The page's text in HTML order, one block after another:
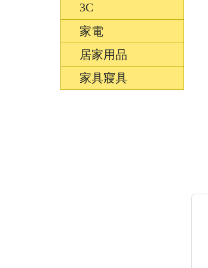
3C
家電
居家用品
家具寢具